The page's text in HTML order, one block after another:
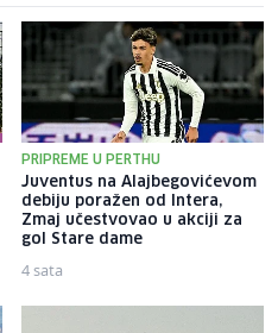
PRIPREME U PERTHU
Juventus na Alajbegovićevom
debiju poražen od Intera,
Zmaj učestvovao u akciji za
gol Stare dame
4 sata